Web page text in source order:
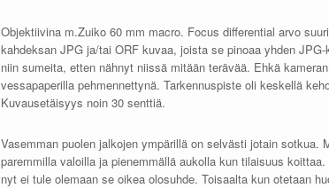
Objektiivina m.Zuiko 60 mm macro. Focus differential arvo
kahdeksan JPG ja/tai ORF kuvaa, joista se pinoaa yhden
niin sumeita, etten nähnyt niissä mitään terävää. Ehkä
vessapaperilla pehmennettynä. Tarkennuspiste oli keskellä
Kuvausetäisyys noin 30 senttiä.
Vasemman puolen jalkojen ympärillä on selvästi jotain
paremmilla valoilla ja pienemmällä aukolla kun tilaisuus
nyt ei tule olemaan se oikea olosuhde. Toisaalta kun otetaan